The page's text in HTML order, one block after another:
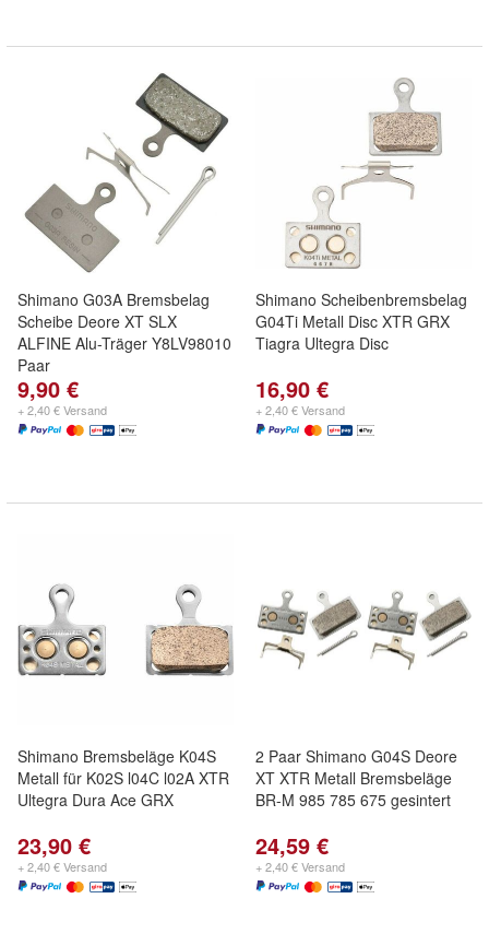
Shimano G03A Bremsbelag
Scheibe Deore XT SLX
ALFINE Alu-Träger Y8LV98010
Paar
9,90 €
+ 2,40 € Versand
Shimano Scheibenbremsbelag
G04Ti Metall Disc XTR GRX
Tiagra Ultegra Disc
16,90 €
+ 2,40 € Versand
Shimano Bremsbeläge K04S
Metall für K02S l04C l02A XTR
Ultegra Dura Ace GRX
23,90 €
+ 2,40 € Versand
2 Paar Shimano G04S Deore
XT XTR Metall Bremsbeläge
BR-M 985 785 675 gesintert
24,59 €
+ 2,40 € Versand